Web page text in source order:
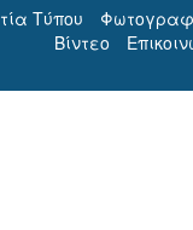
Τύπου
Βίντεο